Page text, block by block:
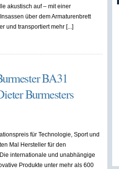
akustisch auf – mit einer
über dem Armaturenbrett
und transportiert mehr [...]
BA31
Burmesters
für Technologie, Sport und
Mal Hersteller für den
internationale und unabhängige
Produkte unter mehr als 600